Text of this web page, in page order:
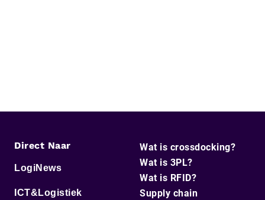
Direct Naar
LogiNews
ICT&Logistiek
Wat is crossdocking?
Wat is 3PL?
Wat is RFID?
Supply chain